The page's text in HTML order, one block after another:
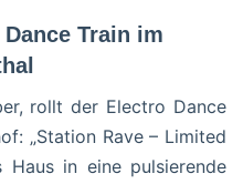
Train im
rollt der Electro Dance
„Station Rave – Limited
Haus in eine pulsierende